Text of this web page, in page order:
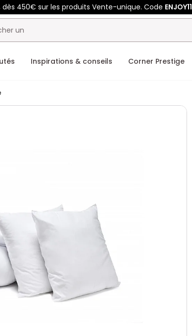
dès 450€ sur les produits Vente-unique. Code ENJOY11
Inspirations & conseils Corner Prestige